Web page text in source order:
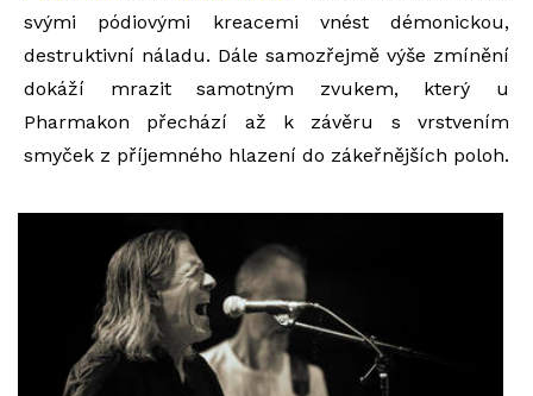
svými pódiovými kreacemi vnést démonickou,
destruktivní náladu. Dále samozřejmě výše zmínění
dokáží mrazit samotným zvukem, který u
Pharmakon přechází až k závěru s vrstvením
smyček z příjemného hlazení do zákeřnějších poloh.